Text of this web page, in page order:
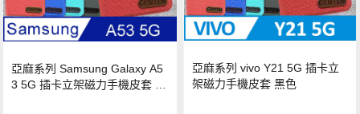
亞麻系列 Samsung Galaxy A5
3 5G 插卡立架磁力手機皮套 藍
亞麻系列 vivo Y21 5G 插卡立
架磁力手機皮套 黑色